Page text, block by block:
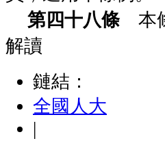
第四十八條
本
解讀
鏈結：
全國人大
|